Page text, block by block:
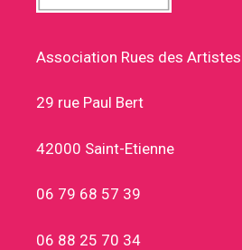
Association Rues des Artistes
29 rue Paul Bert
42000 Saint-Etienne
06 79 68 57 39
06 88 25 70 34